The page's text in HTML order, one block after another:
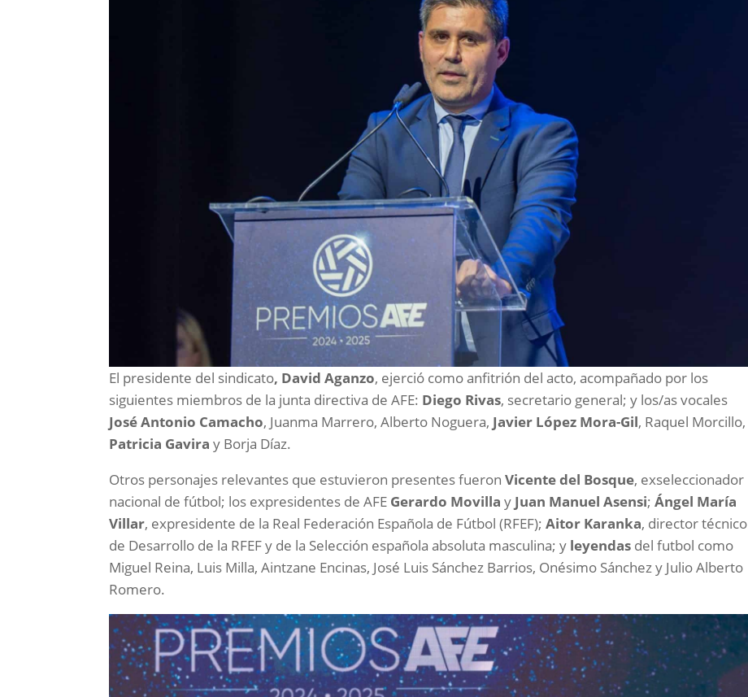
El presidente del sindicato, David Aganzo, ejerció como anfitrión del acto, acompañado por los
siguientes miembros de la junta directiva de AFE: Diego Rivas, secretario general; y los/as vocales
José Antonio Camacho, Juanma Marrero, Alberto Noguera, Javier López Mora-Gil, Raquel Morcillo,
Patricia Gavira y Borja Díaz.
Otros personajes relevantes que estuvieron presentes fueronVicente del Bosque, exseleccionador
nacional de fútbol; los expresidentes de AFE Gerardo Movilla y Juan Manuel Asensi;Ángel María
Villar, expresidente de la Real Federación Española de Fútbol (RFEF);Aitor Karanka, director técnico
de Desarrollo de la RFEF y de la Selección española absoluta masculina; y leyendas del futbol como
Miguel Reina, Luis Milla, Aintzane Encinas, José Luis Sánchez Barrios, Onésimo Sánchez y Julio Alberto
Romero.